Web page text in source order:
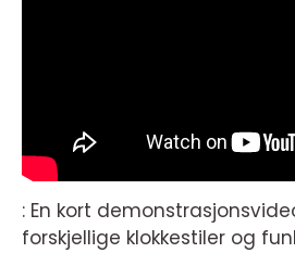
: En kort
forskjellige klokkestiler og